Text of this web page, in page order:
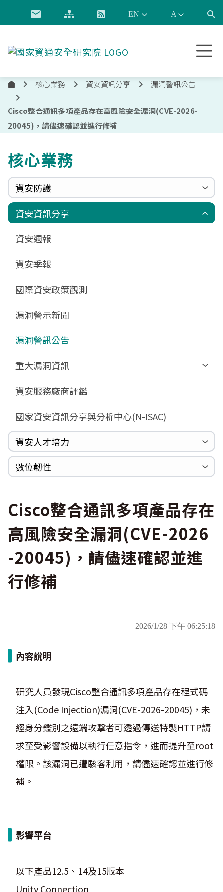
跳到主要內容
通
全
究
首
核心業務 資安資訊分享 漏洞警訊公告
Cisco整合通訊多項產品存在高風險安全漏洞(CVE-2026-
20045)，請儘速確認並進行修補
核心業務
資安防護
政府組態基準(GCB)
更新消息
GCB說明文件
GCB部署資源
GCB終止支援
資通安全弱點通報機制(VANS)
申請作業表單
數位影片教材
FAQ
端點偵測及應變機制(EDR)
相關文件與表單
零信任架構(ZTA)
相關文件與表單
驗證進度
國家資安聯防監控中心(N-SOC)
國家資安通報應變中心(N-CERT)
資安資訊分享
資安週報
資安季報
國際資安政策觀測
漏洞警示新聞
漏洞警訊公告
重大漏洞資訊
Zerologon
MSHTML
Log4shell
WannaCrypt
Heartbleed
資安服務廠商評鑑
國家資安資訊分享與分析中心(N-ISAC)
資安人才培力
巡迴研討會
CCOE資安實戰人才培育計畫成果簡介
資安人才培訓服務網
資安系列競賽網站
數位韌性
Cisco整合通訊多項產品存在
高風險安全漏洞(CVE-2026
-20045)，請儘速確認並進
行修補
2026/1/28 下午 06:25:18
內容說明
研究人員發現Cisco整合通訊多項產品存在程式碼
注入(Code Injection)漏洞(CVE-2026-20045)，未
經身分鑑別之遠端攻擊者可透過傳送特製HTTP請
求至受影響設備以執行任意指令，進而提升至root
權限。該漏洞已遭駭客利用，請儘速確認並進行修
補。
影響平台
以下產品12.5、14及15版本
Unity Connection